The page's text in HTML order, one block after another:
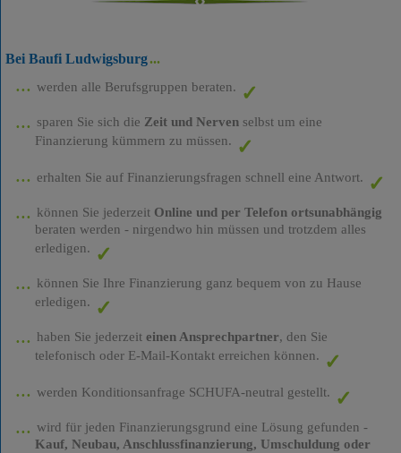
Bei Baufi Ludwigsburg
werden alle Berufsgruppen beraten.
sparen Sie sich die Zeit und Nervenselbst um eine
Finanzierung kümmern zu müssen.
erhalten Sie auf Finanzierungsfragen schnell eine Antwort.
können Sie jederzeit Online und per Telefon ortsunabhängig
beraten werden - nirgendwo hin müssen und trotzdem alles
erledigen.
können Sie Ihre Finanzierung ganz bequem von zu Hause
erledigen.
haben Sie jederzeit einen Ansprechpartner, den Sie
telefonisch oder E-Mail-Kontakt erreichen können.
werden Konditionsanfrage SCHUFA-neutral gestellt.
wird für jeden Finanzierungsgrund eine Lösung gefunden -
Kauf, Neubau, Anschlussfinanzierung, Umschuldung oder